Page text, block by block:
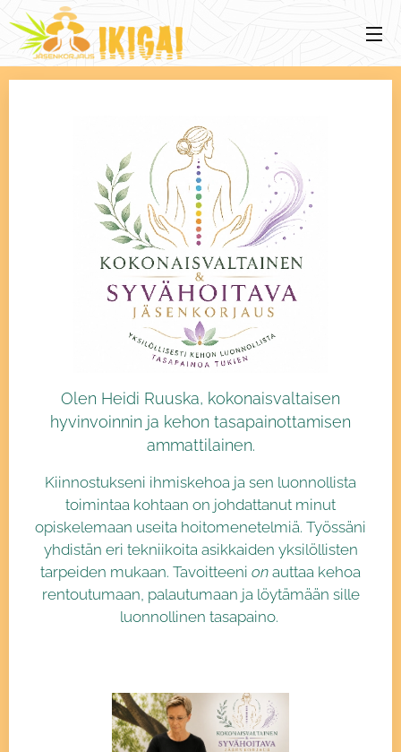
Olen Heidi Ruuska, kokonaisvaltaisen
hyvinvoinnin ja kehon tasapainottamisen
ammattilainen.
Kiinnostukseni ihmiskehoa ja sen luonnollista
toimintaa kohtaan on johdattanut minut
opiskelemaan useita hoitomenetelmiä. Työssäni
yhdistän eri tekniikoita asikkaiden yksilöllisten
tarpeiden mukaan. Tavoitteeni on auttaa kehoa
rentoutumaan, palautumaan ja löytämään sille
luonnollinen tasapaino.